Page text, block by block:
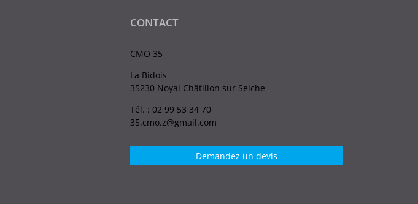
CONTACT
CMO 35
La Bidois
35230 Noyal Châtillon sur Seiche
Tél. : 02 99 53 34 70
35.cmo.z@gmail.com
Demandez un devis